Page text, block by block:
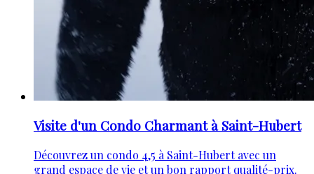
Visite d'un Condo Charmant à Saint-Hubert
Découvrez un condo 4,5 à Saint-Hubert avec un
grand espace de vie et un bon rapport qualité-prix.